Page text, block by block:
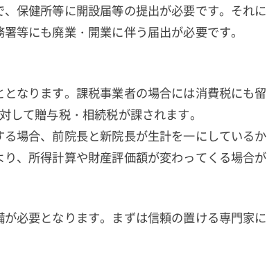
保健所等に開設届等の提出が必要です。それに
等にも廃業・開業に伴う届出が必要です。
なります。課税事業者の場合には消費税にも留
て贈与税・相続税が課されます。
場合、前院長と新院長が生計を一にしているか
、所得計算や財産評価額が変わってくる場合が
必要となります。まずは信頼の置ける専門家に